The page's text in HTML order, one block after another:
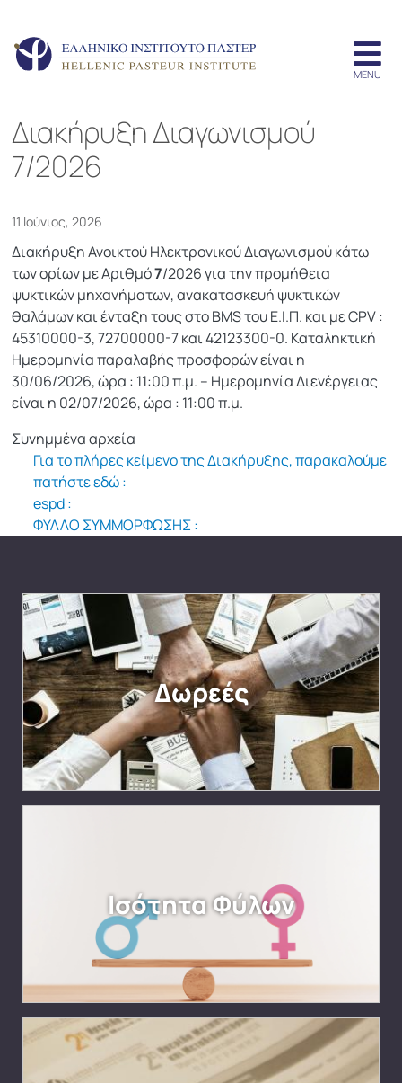
Διακήρυξη Διαγωνισμού
7/2026
11 Ιούνιος, 2026
Διακήρυξη Ανοικτού Ηλεκτρονικού Διαγωνισμού κάτω
των ορίων με Αριθμό7/2026 για την προμήθεια
ψυκτικών μηχανήματων, ανακατασκευή ψυκτικών
θαλάμων και ένταξη τους στο BMS του Ε.Ι.Π. και με CPV :
45310000-3, 72700000-7 και 42123300-0. Καταληκτική
Ημερομηνία παραλαβής προσφορών είναι η
30/06/2026, ώρα : 11:00 π.μ. – Ημερομηνία Διενέργειας
είναι η 02/07/2026, ώρα : 11:00 π.μ.
Συνημμένα αρχεία
Για το πλήρες κείμενο της Διακήρυξης, παρακαλούμε
πατήστε εδώ :
espd :
ΦΥΛΛΟ ΣΥΜΜΟΡΦΩΣΗΣ :
Δωρεές
Ισότητα Φύλων